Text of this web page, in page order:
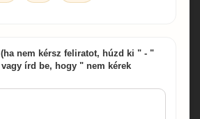
nem kérsz feliratot, húzd ki " - "
írd be, hogy " nem kérek